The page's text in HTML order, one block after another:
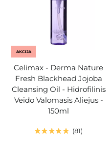
AKCIJA
Celimax - Derma Nature
Fresh Blackhead Jojoba
Cleansing Oil - Hidrofilinis
Veido Valomasis Aliejus -
150ml
81